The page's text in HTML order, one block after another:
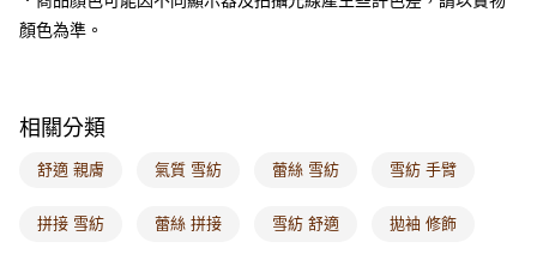
付款後門市自取
海外配送-港/澳/新/馬/泰國專屬
海外配送-其他亞洲地區 查看運費
顏色為準。
相關分類
舒適 親膚 氣質 雪紡 蕾絲 雪紡 雪紡 手臂
拼接 雪紡 蕾絲 拼接 雪紡 舒適 拋袖 修飾